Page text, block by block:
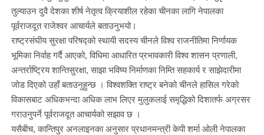
तुल्याउन दुवै देशका शीर्ष नेतृत्व क्रियाशील रहेका चीनका लागि नेपालका
पूर्वराजदूत राजेश्वर आचार्यले बताउनुभयो।
राष्ट्रसंघीय सुरक्षा परिषद्को स्थायी सदस्य चीनले विश्व राजनीतिमा निर्णायक
भूमिका निर्वाह गर्दै आएको, विधिमा आधारित प्रभावकारी विश्व शासन प्रणाली,
अन्तर्राष्ट्रिय शान्तिसुरक्षा, साझा भविष्य निर्माणका निम्ति सहकार्य र साझेदारीमा
जोड दिएको उहाँ बताउनुहुन्छ । विश्वशक्ति राष्ट्र बनेको चीनले हासिल गरेको
विकासबाट अधिकभन्दा अधिक लाभ लिएर मुलुकलाई समृद्धिको दिशातर्फ अग्रसर
गराउनुपर्ने पूर्वराजदूत आचार्यको सझाव छ ।
यसैबीच, कान्तिपुर अनलाइनका अनुसार प्रधानमन्त्री केपी शर्मा ओली नेपालका